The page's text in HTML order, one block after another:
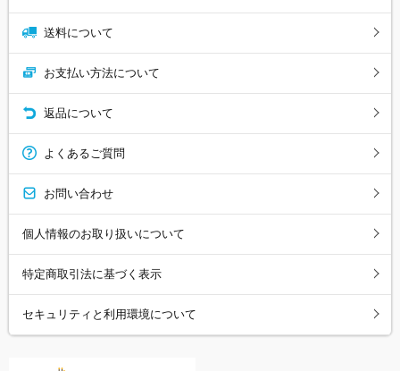
送料について
お支払い方法について
返品について
よくあるご質問
お問い合わせ
個人情報のお取り扱いについて
特定商取引法に基づく表示
セキュリティと利用環境について